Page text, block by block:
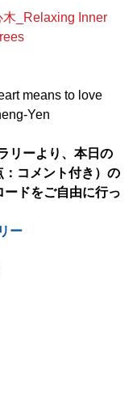
木_Relaxing Inner
means to love
Yen
リーより、本日の
コメント付き）の
ードをご自由に行っ
ー